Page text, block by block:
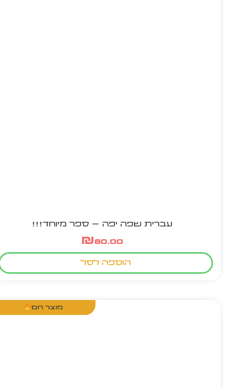
עברית שפה יפה – ספר מיוחד!!!
₪60.00
הוספה לסל
מוצר חם